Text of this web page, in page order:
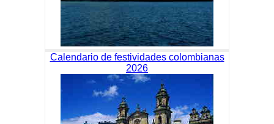
Calendario de festividades colombianas
2026